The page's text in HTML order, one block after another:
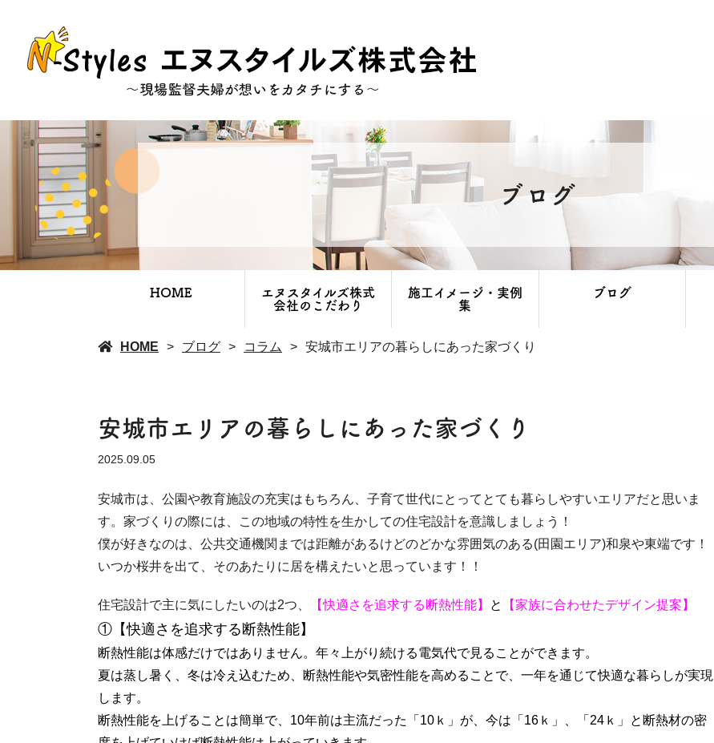
ブログ
HOME
エヌスタイルズ株式
会社のこだわり
施工イメージ・実例
集
ブログ
HOME ブログ コラム 安城市エリアの暮らしにあった家づくり
安城市エリアの暮らしにあった家づくり
2025.09.05
安城市は、公園や教育施設の充実はもちろん、子育て世代にとってとても暮らしやすいエリアだと思いま
す。家づくりの際には、この地域の特性を生かしての住宅設計を意識しましょう！
僕が好きなのは、公共交通機関までは距離があるけどのどかな雰囲気のある(田園エリア)和泉や東端です！
いつか桜井を出て、そのあたりに居を構えたいと思っています！！
住宅設計で主に気にしたいのは2つ、 【快適さを追求する断熱性能】 と 【家族に合わせたデザイン提案】
①【快適さを追求する断熱性能】
断熱性能は体感だけではありません。年々上がり続ける電気代で見ることができます。
夏は蒸し暑く、冬は冷え込むため、断熱性能や気密性能を高めることで、一年を通じて快適な暮らしが実現
します。
断熱性能を上げることは簡単で、10年前は主流だった「10ｋ」が、今は「16ｋ」、「24ｋ」と断熱材の密